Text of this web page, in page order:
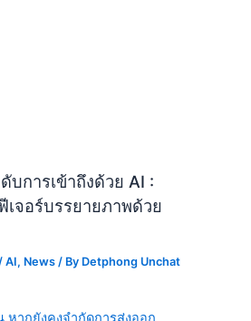
บการเข้าถึงด้วย AI :
เจอร์บรรยายภาพด้วย
/AI, News / By Detphong Unchat